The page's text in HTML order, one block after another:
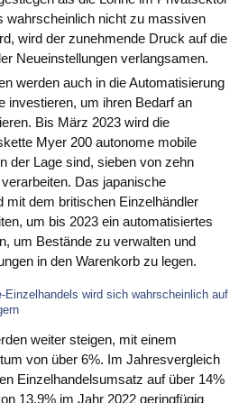
wahrscheinlich nicht zu massiven
wird der zunehmende Druck auf die
Neueinstellungen verlangsamen.
werden auch in die Automatisierung
investieren, um ihren Bedarf an
Bis März 2023 wird die
Myer 200 autonome mobile
der Lage sind, sieben von zehn
Das japanische
mit dem britischen Einzelhändler
um bis 2023 ein automatisiertes
um Bestände zu verwalten und
in den Warenkorb zu legen.
Einzelhandels wird sich wahrscheinlich auf
weiter steigen, mit einem
von über 6%. Im Jahresvergleich
Einzelhandelsumsatz auf über 14%
13,9% im Jahr 2022 geringfügig